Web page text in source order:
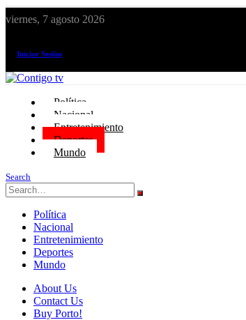
viernes, 7 agosto 2026
Iniciar Sesión
Política
Nacional
Entretenimiento
Deportes
Mundo
Search
Política
Nacional
Entretenimiento
Deportes
Mundo
About Us
Contact Us
Buy Porto!